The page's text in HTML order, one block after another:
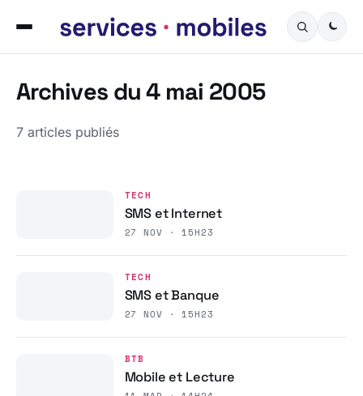
Archives du 4 mai 2005
7 articles publiés
TECH
SMS et Internet
27 NOV · 15H23
TECH
SMS et Banque
27 NOV · 15H23
BTB
Mobile et Lecture